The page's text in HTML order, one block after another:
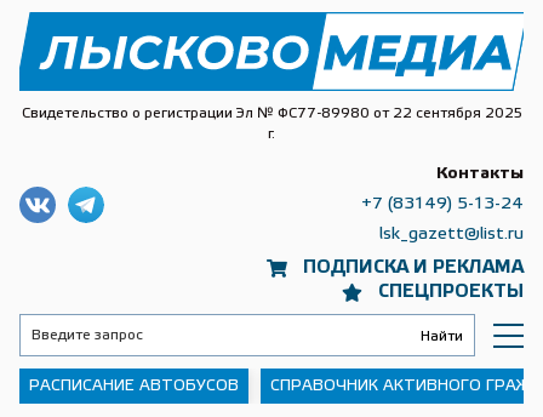
Свидетельство о регистрации Эл № ФС77-89980 от 22 сентября 2025
г.
ПОДПИСКА И РЕКЛАМА
СПЕЦПРОЕКТЫ
Контакты
+7 (83149) 5-13-24
lsk_gazett@list.ru
РАСПИСАНИЕ АВТОБУСОВ СПРАВОЧНИК АКТИВНОГО